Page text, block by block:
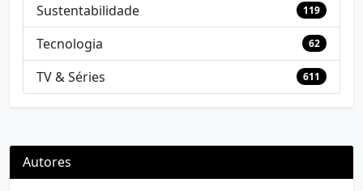
Sustentabilidade 119
Tecnologia 62
TV & Séries 611
Autores